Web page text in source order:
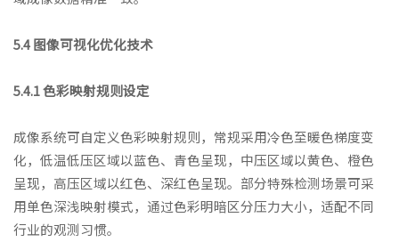
5.4 图像可视化优化技术
5.4.1 色彩映射规则设定
成像系统可自定义色彩映射规则，常规采用冷色至暖色梯度变
化，低温低压区域以蓝色、青色呈现，中压区域以黄色、橙色
呈现，高压区域以红色、深红色呈现。部分特殊检测场景可采
用单色深浅映射模式，通过色彩明暗区分压力大小，适配不同
行业的观测习惯。